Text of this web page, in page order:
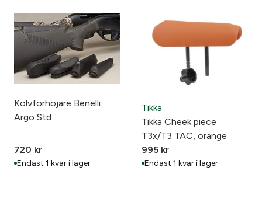
Kolvförhöjare Benelli
Argo Std
720 kr
Endast 1 kvar i lager
Tikka
Tikka Cheek piece
T3x/T3 TAC, orange
995 kr
Endast 1 kvar i lager